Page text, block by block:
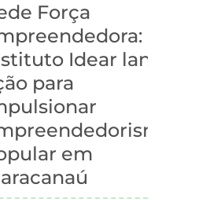
Força
Idear lança
para
em